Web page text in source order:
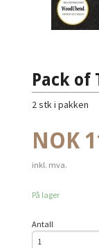
Pack of
2 stk i pakken
Pris
NOK
inkl. mva.
På lager
Antall